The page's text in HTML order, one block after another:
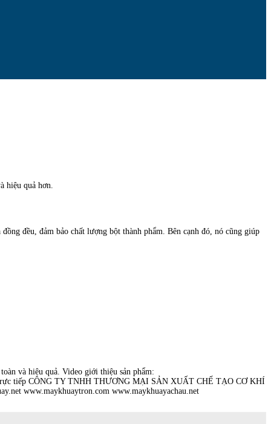
hiệu quả hơn.
đều, đảm bảo chất lượng bột thành phẩm. Bên cạnh đó, nó cũng giúp
và hiệu quả. Video giới thiệu sản phẩm:
tiếp CÔNG TY TNHH THƯƠNG MẠI SẢN XUẤT CHẾ TẠO CƠ KHÍ
www.maykhuaytron.com www.maykhuayachau.net